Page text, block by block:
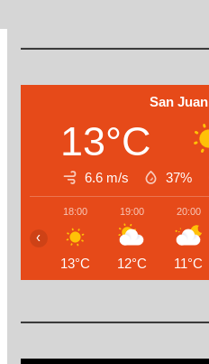
San Juan
13°C
6.6 m/s 37%
18:00
13°C
19:00
12°C
20:00
11°C
‹